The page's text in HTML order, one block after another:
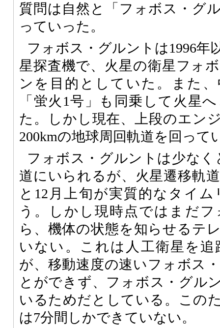
質問は自然と「フォボス・グ
っていった。
フォボス・グルントは1996年
星探査機で、火星の衛星フォ
ンを目的としていた。また
「蛍火1号」も同乗して火星
た。しかし現在、上段のエン
200kmの地球周回軌道を回って
フォボス・グルントは少な
道にいられるが、火星遷移軌
と12月上旬が実質的なタイ
う。しかし現時点ではまだ
ら、機体の状態を知らせるテ
いない。これは人工衛星を
が、移動速度の速いフォボス
とができず、フォボス・グル
いるためだとしている。この
は7分間しかできていない。